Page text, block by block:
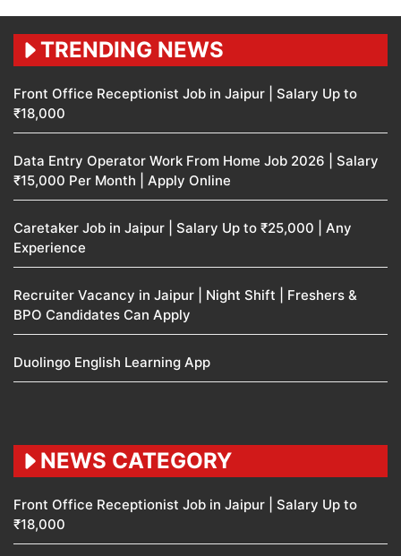
TRENDING NEWS
Front Office Receptionist Job in Jaipur | Salary Up to
₹18,000
Data Entry Operator Work From Home Job 2026 | Salary
₹15,000 Per Month | Apply Online
Caretaker Job in Jaipur | Salary Up to ₹25,000 | Any
Experience
Recruiter Vacancy in Jaipur | Night Shift | Freshers &
BPO Candidates Can Apply
Duolingo English Learning App
NEWS CATEGORY
Front Office Receptionist Job in Jaipur | Salary Up to
₹18,000